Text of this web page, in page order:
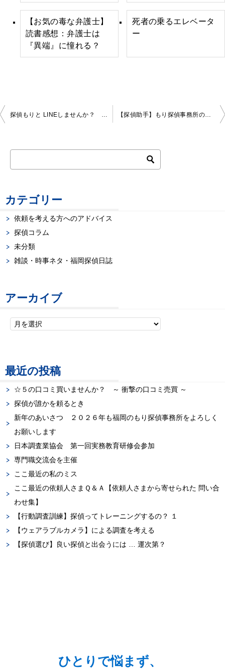
【お気の毒な弁護士】
読書感想：弁護士は
『異端』に憧れる？
死者の乗るエレベータ
ー
投
ゲ
ー
シ
ョ
探偵もりと LINEしませんか？ 探偵のLINEは秘密厳守 【探偵助手】もり探偵事務所のスタッフについて
カテゴリー
依頼を考える方へのアドバイス
探偵コラム
未分類
雑談・時事ネタ・福岡探偵日誌
アーカイブ
最近の投稿
☆５の口コミ買いませんか？ ～ 衝撃の口コミ売買 ～
探偵が誰かを頼るとき
新年のあいさつ ２０２６年も福岡のもり探偵事務所をよろしく
お願いします
日本調査業協会 第一回実務教育研修会参加
専門職交流会を主催
ここ最近の私のミス
ここ最近の依頼人さまＱ＆Ａ【依頼人さまから寄せられた 問い合
わせ集】
【行動調査訓練】探偵ってトレーニングするの？ １
【ウェアラブルカメラ】による調査を考える
【探偵選び】良い探偵と出会うには … 運次第？
ひとりで悩まず、